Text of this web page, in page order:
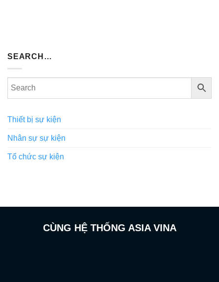
SEARCH…
Thiết bị sự kiện
Nhân sự sự kiện
Tổ chức sự kiện
CÙNG HỆ THỐNG ASIA VINA